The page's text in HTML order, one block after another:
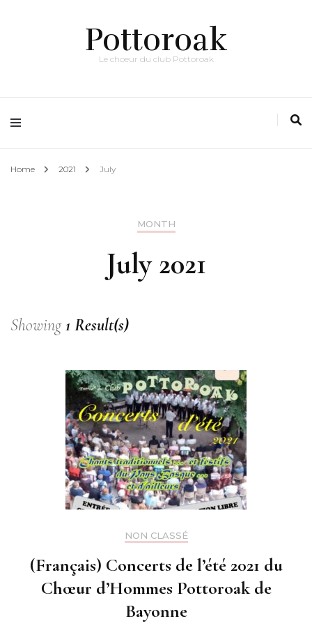
Pottoroak
Le choeur du club Pottoroak
Home 2021 July
MONTH
July 2021
Showing1 Result(s)
NON CLASSÉ
(Français) Concerts de l’été 2021 du
Chœur d’Hommes Pottoroak de
Bayonne